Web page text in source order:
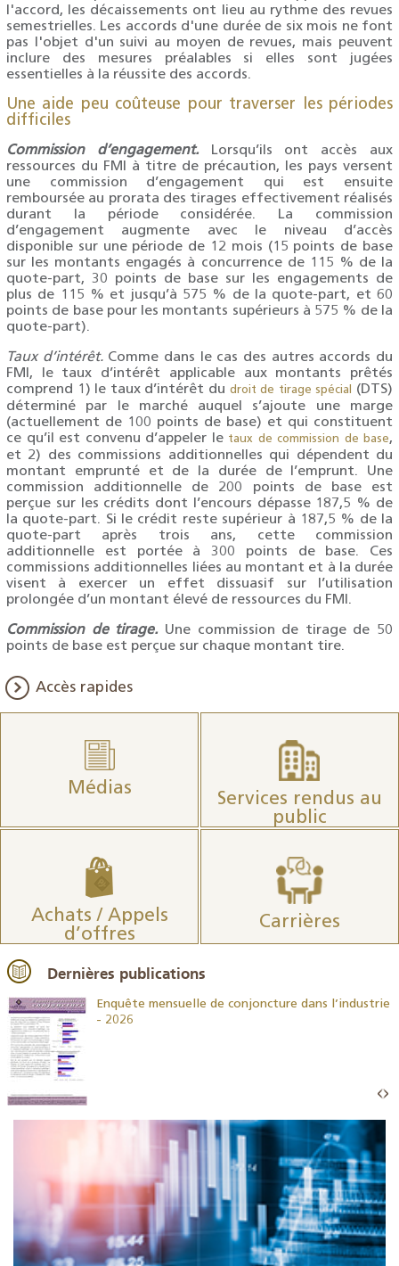
l'accord, les décaissements ont lieu au rythme des revues
semestrielles. Les accords d'une durée de six mois ne font
pas l'objet d'un suivi au moyen de revues, mais peuvent
inclure des mesures préalables si elles sont jugées
essentielles à la réussite des accords.
Une aide peu coûteuse pour traverser les périodes
difficiles
Commission d’engagement.Lorsqu’ils ont accès aux
ressources du FMI à titre de précaution, les pays versent
une commission d’engagement qui est ensuite
remboursée au prorata des tirages effectivement réalisés
durant la période considérée. La commission
d’engagement augmente avec le niveau d’accès
disponible sur une période de 12 mois (15 points de base
sur les montants engagés à concurrence de 115 % de la
quote-part, 30 points de base sur les engagements de
plus de 115 % et jusqu’à 575 % de la quote-part, et 60
points de base pour les montants supérieurs à 575 % de la
quote-part).
Taux d’intérêt.Comme dans le cas des autres accords du
FMI, le taux d’intérêt applicable aux montants prêtés
comprend 1) le taux d’intérêt du droit de tirage spécial (DTS)
déterminé par le marché auquel s’ajoute une marge
(actuellement de 100 points de base) et qui constituent
ce qu’il est convenu d’appeler le taux de commission de base,
et 2) des commissions additionnelles qui dépendent du
montant emprunté et de la durée de l’emprunt. Une
commission additionnelle de 200 points de base est
perçue sur les crédits dont l’encours dépasse 187,5 % de
la quote-part. Si le crédit reste supérieur à 187,5 % de la
quote-part après trois ans, cette commission
additionnelle est portée à 300 points de base. Ces
commissions additionnelles liées au montant et à la durée
visent à exercer un effet dissuasif sur l’utilisation
prolongée d’un montant élevé de ressources du FMI.
Commission de tirage. Une commission de tirage de 50
points de base est perçue sur chaque montant tire.
Accès rapides
Médias
Services rendus au
public
Achats / Appels
d’offres
Carrières
Dernières publications
Enquête mensuelle de conjoncture dans l’industrie
- 2026